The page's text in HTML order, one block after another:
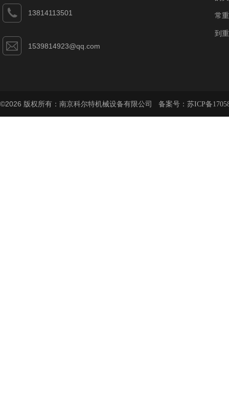
13814113501
1539814923@qq.com
常
到
©2026 版权所有：南京科尔特机械设备有限公司 备案号： 苏ICP备